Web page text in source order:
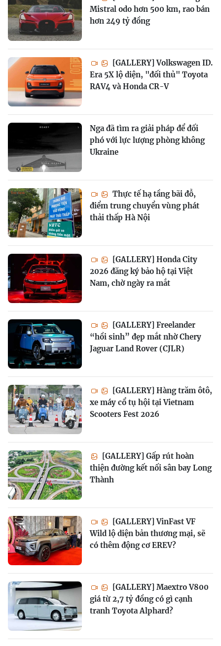
Mistral odo hơn 500 km, rao bán
hơn 249 tỷ đồng
[GALLERY] Volkswagen ID.
Era 5X lộ diện, "đối thủ" Toyota
RAV4 và Honda CR-V
Nga đã tìm ra giải pháp để đối
phó với lực lượng phòng không
Ukraine
Thực tế hạ tầng bãi đỗ,
điểm trung chuyển vùng phát
thải thấp Hà Nội
[GALLERY] Honda City
2026 đăng ký bảo hộ tại Việt
Nam, chờ ngày ra mắt
[GALLERY] Freelander
“hồi sinh” đẹp mắt nhờ Chery
Jaguar Land Rover (CJLR)
[GALLERY] Hàng trăm ôtô,
xe máy cổ tụ hội tại Vietnam
Scooters Fest 2026
[GALLERY] Gấp rút hoàn
thiện đường kết nối sân bay Long
Thành
[GALLERY] VinFast VF
Wild lộ diện bản thương mại, sẽ
có thêm động cơ EREV?
[GALLERY] Maextro V800
giá từ 2,7 tỷ đồng có gì cạnh
tranh Toyota Alphard?